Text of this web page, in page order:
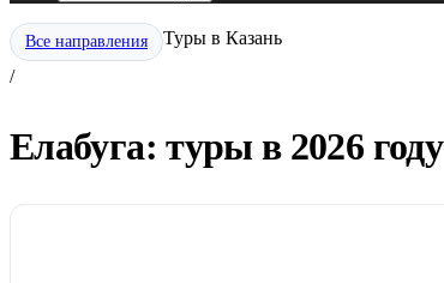
Все направления
/
Туры в Казань
Елабуга: туры в 2026 году